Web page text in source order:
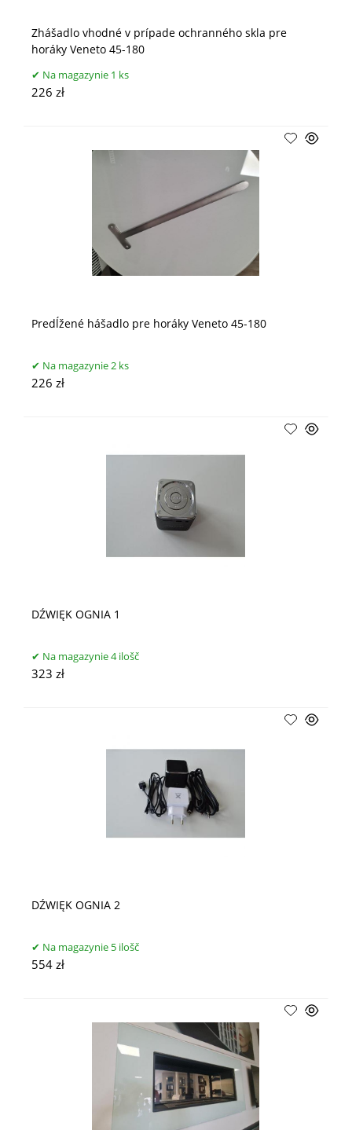
Zhášadlo vhodné v prípade ochranného skla pre
horáky Veneto 45-180
Na magazynie 1 ks
226 zł
Predĺžené hášadlo pre horáky Veneto 45-180
Na magazynie 2 ks
226 zł
DŹWIĘK OGNIA 1
Na magazynie 4 ilošč
323 zł
DŹWIĘK OGNIA 2
Na magazynie 5 ilošč
554 zł